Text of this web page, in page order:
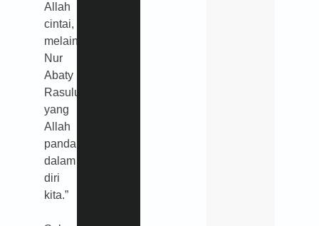
Allah
cintai,
melainkan
Nur
Abaty
Rasulullah
yang
Allah
pandang
dalam
diri
kita.”